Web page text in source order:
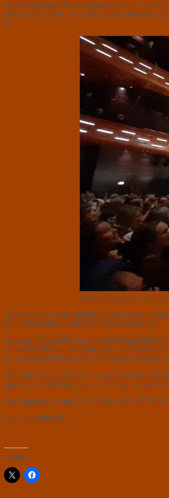
Og så endda med den amerikanske sopran Juliana
Tesoris The Girl in 14G kunne indtage Operaens
år.
Det Kongelige Teaters
Og så er det her man virkelig kan se hvorfor
grin med hinanden, så må man bare overgive sig.
Aftenens højdepunkt var en absolut vidunderlig
for kapellet, da han fremtryllede de smukkeste toner
der er fastgjort til dens krop). Når maestro Futtrup
Man skal være hurtigt ude hvis man skal sikre sig
gæster i boblende festhumør – et humør der ikke
Det Kongelige Teaters NYTÅRSKONCERT 2025
Foto: Sceneblog.dk
Del dette: